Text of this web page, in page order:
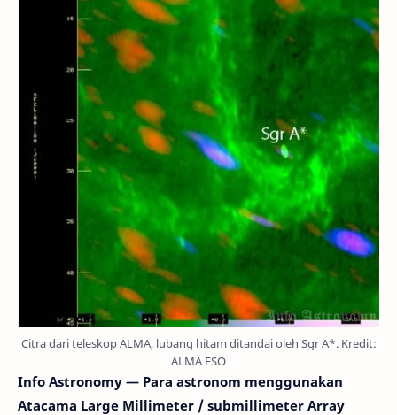
Citra dari teleskop ALMA, lubang hitam ditandai oleh Sgr A*. Kredit:
ALMA ESO
Info Astronomy — Para astronom menggunakan
Atacama Large Millimeter / submillimeter Array